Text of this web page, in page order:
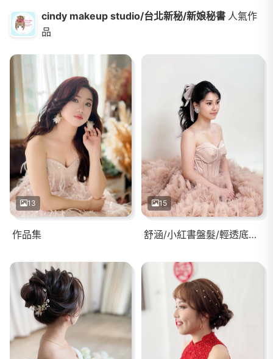
cindy makeup studio/台北新秘/新娘秘書 人氣作
品
13
作品集
15
舒涵/小紅書盤髮/輕透底妝/有神眼妝